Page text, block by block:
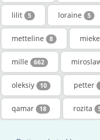
lilit 5 loraine 5
metteline 8 mieke
mille 662
oleksiy 10 petter
qamar 18 rozita